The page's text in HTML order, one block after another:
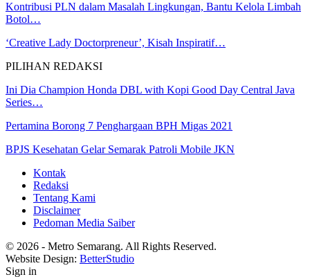
Kontribusi PLN dalam Masalah Lingkungan, Bantu Kelola Limbah
Botol…
‘Creative Lady Doctorpreneur’, Kisah Inspiratif…
PILIHAN REDAKSI
Ini Dia Champion Honda DBL with Kopi Good Day Central Java
Series…
Pertamina Borong 7 Penghargaan BPH Migas 2021
BPJS Kesehatan Gelar Semarak Patroli Mobile JKN
Kontak
Redaksi
Tentang Kami
Disclaimer
Pedoman Media Saiber
© 2026 - Metro Semarang. All Rights Reserved.
Website Design: BetterStudio
Sign in